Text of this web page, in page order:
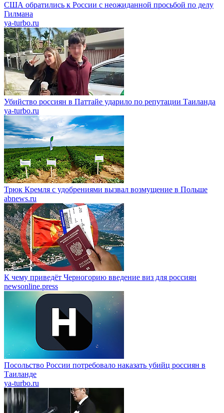
США обратились к России с неожиданной просьбой по делу
Гилмана
ya-turbo.ru
Убийство россиян в Паттайе ударило по репутации Таиланда
ya-turbo.ru
Трюк Кремля с удобрениями вызвал возмущение в Польше
abnews.ru
К чему приведёт Черногорию введение виз для россиян
newsonline.press
Посольство России потребовало наказать убийц россиян в
Таиланде
ya-turbo.ru